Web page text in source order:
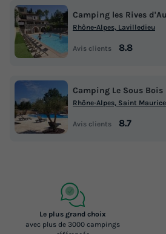
Camping les Rives
Rhône-Alpes, Lavilledieu
Avis clients 8.8
Camping Le Sous Bois
Rhône-Alpes, Saint
Avis clients 8.7
Le plus grand choix
avec plus de 3000 campings